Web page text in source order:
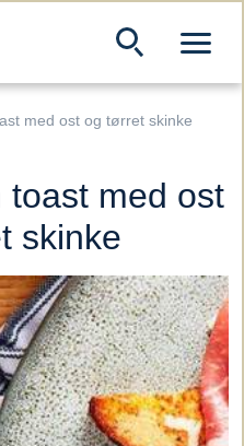
med ost og tørret skinke
toast med ost
skinke